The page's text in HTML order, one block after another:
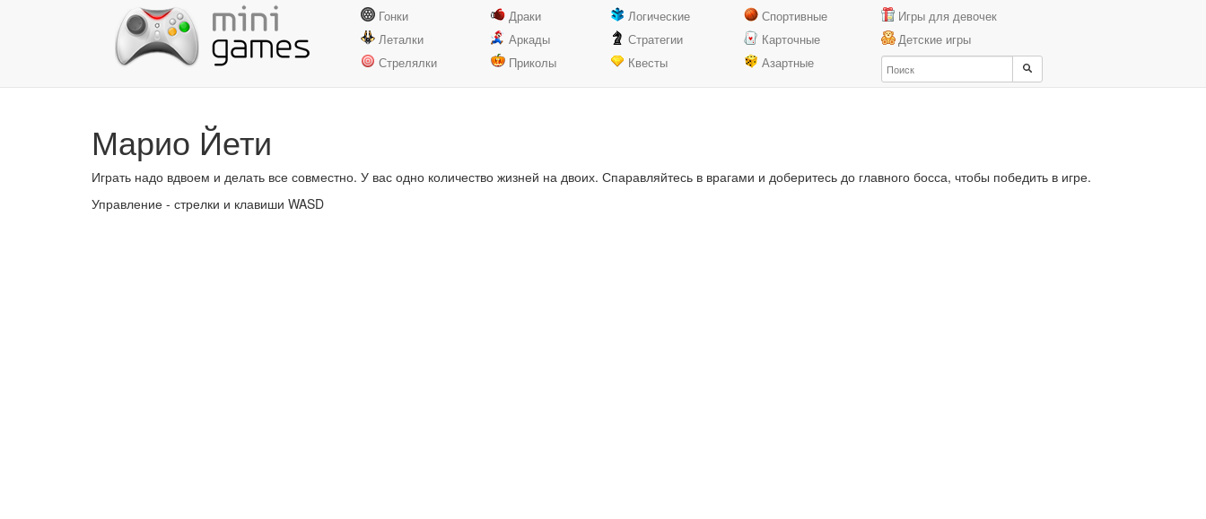
Гонки
Леталки
Стрелялки
Драки
Аркады
Приколы
Логические
Стратегии
Квесты
Спортивные
Карточные
Азартные
Игры для девочек
Детские игры
Марио Йети
Играть надо вдвоем и делать все совместно. У вас одно количество жизней на двоих. Спаравляйтесь в врагами и доберитесь до главного босса, чтобы победить в игре.
Управление - стрелки и клавиши WASD